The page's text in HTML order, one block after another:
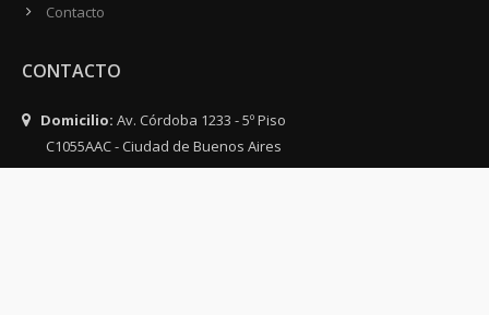
Contacto
CONTACTO
Domicilio: Av. Córdoba 1233 - 5º Piso
C1055AAC - Ciudad de Buenos Aires
Argentina